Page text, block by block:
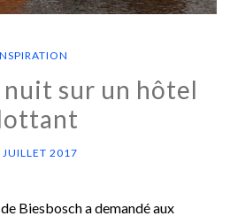
sur un hôtel
2017
Biesbosch a demandé aux